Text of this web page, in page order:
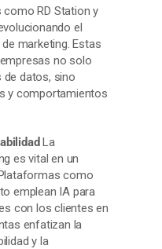
como RD Station y
el
marketing. Estas
no solo
de datos, sino
y comportamientos
La
es vital en un
como
emplean IA para
con los clientes en
enfatizan la
y la